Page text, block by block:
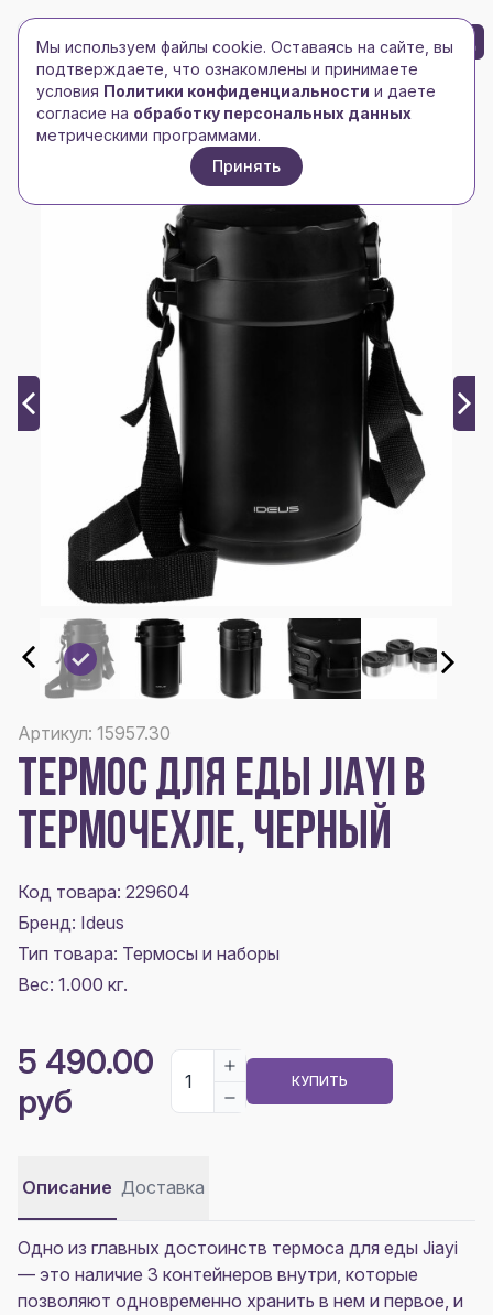
Toggle navigation
Toggle navigation
БРЕНД-ЛОГО 0
Главная/Чашки, кружки, бокалы/Термосы и наборы
Термос для еды Jiayi в термочехле, черный
Артикул: 15957.30
ТЕРМОС ДЛЯ ЕДЫ JIAYI В
ТЕРМОЧЕХЛЕ, ЧЕРНЫЙ
Код товара: 229604
Бренд: Ideus
Тип товара: Термосы и наборы
Вес: 1.000 кг.
5 490.00
руб
КУПИТЬ
Описание Доставка
Одно из главных достоинств термоса для еды Jiayi
— это наличие 3 контейнеров внутри, которые
позволяют одновременно хранить в нем и первое, и
Мы используем файлы cookie. Оставаясь на сайте, вы
подтверждаете, что ознакомлены и принимаете
условия Политики конфиденциальности и даете
согласие на обработку персональных данных
метрическими программами.
Принять